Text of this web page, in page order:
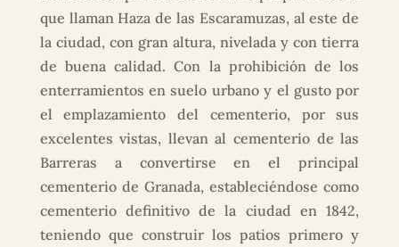
que llaman Haza de las Escaramuzas, al este de
la ciudad, con gran altura, nivelada y con tierra
de buena calidad. Con la prohibición de los
enterramientos en suelo urbano y el gusto por
el emplazamiento del cementerio, por sus
excelentes vistas, llevan al cementerio de las
Barreras a convertirse en el principal
cementerio de Granada, estableciéndose como
cementerio definitivo de la ciudad en 1842,
teniendo que construir los patios primero y